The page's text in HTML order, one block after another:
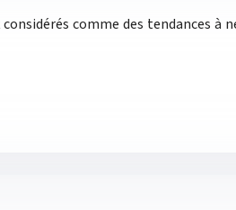
comme des tendances à